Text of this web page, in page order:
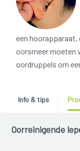
een hoorapparaat,
oorsmeer moeten
oordruppels om
Info & tips
Oorreinigende